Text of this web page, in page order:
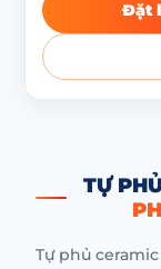
Đặt
TỰ
Tự phủ